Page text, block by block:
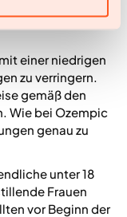
optimal
einer niedrigen
zu verringern.
gemäß den
Wie bei Ozempic
genau zu
unter 18
Frauen
vor Beginn der